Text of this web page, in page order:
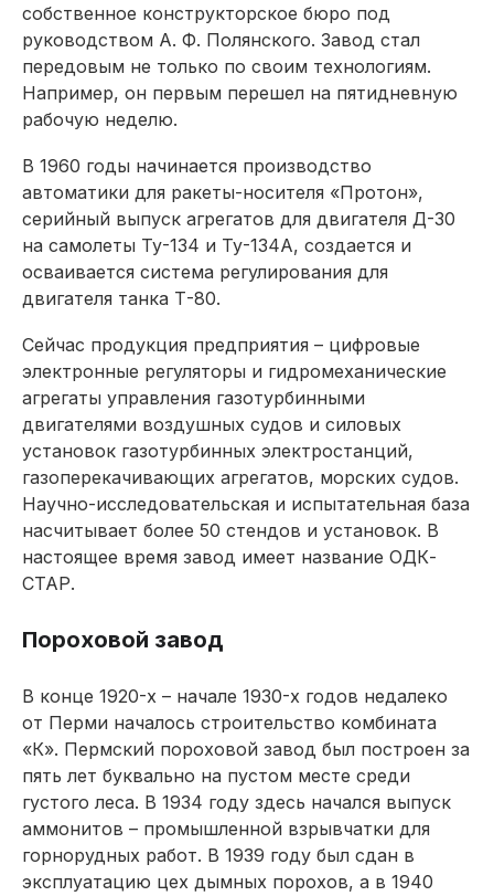
собственное конструкторское бюро под
руководством А. Ф. Полянского. Завод стал
передовым не только по своим технологиям.
Например, он первым перешел на пятидневную
рабочую неделю.
В 1960 годы начинается производство
автоматики для ракеты-носителя «Протон»,
серийный выпуск агрегатов для двигателя Д-30
на самолеты Ту-134 и Ту-134А, создается и
осваивается система регулирования для
двигателя танка Т-80.
Сейчас продукция предприятия – цифровые
электронные регуляторы и гидромеханические
агрегаты управления газотурбинными
двигателями воздушных судов и силовых
установок газотурбинных электростанций,
газоперекачивающих агрегатов, морских судов.
Научно-исследовательская и испытательная база
насчитывает более 50 стендов и установок. В
настоящее время завод имеет название ОДК-
СТАР.
Пороховой завод
В конце 1920-х – начале 1930-х годов недалеко
от Перми началось строительство комбината
«К». Пермский пороховой завод был построен за
пять лет буквально на пустом месте среди
густого леса. В 1934 году здесь начался выпуск
аммонитов – промышленной взрывчатки для
горнорудных работ. В 1939 году был сдан в
эксплуатацию цех дымных порохов, а в 1940